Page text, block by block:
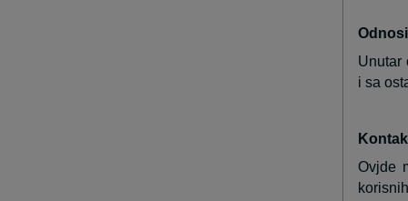
Unutar
i sa
Ovjde